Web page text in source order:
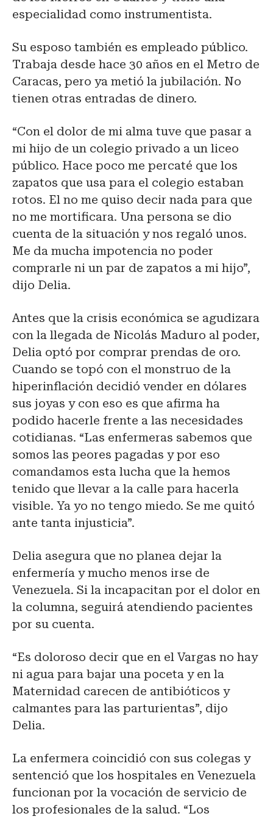
especialidad como instrumentista.
Su esposo también es empleado público.
Trabaja desde hace 30 años en el Metro de
Caracas, pero ya metió la jubilación. No
tienen otras entradas de dinero.
“Con el dolor de mi alma tuve que pasar a
mi hijo de un colegio privado a un liceo
público. Hace poco me percaté que los
zapatos que usa para el colegio estaban
rotos. El no me quiso decir nada para que
no me mortificara. Una persona se dio
cuenta de la situación y nos regaló unos.
Me da mucha impotencia no poder
comprarle ni un par de zapatos a mi hijo”,
dijo Delia.
Antes que la crisis económica se agudizara
con la llegada de Nicolás Maduro al poder,
Delia optó por comprar prendas de oro.
Cuando se topó con el monstruo de la
hiperinflación decidió vender en dólares
sus joyas y con eso es que afirma ha
podido hacerle frente a las necesidades
cotidianas. “Las enfermeras sabemos que
somos las peores pagadas y por eso
comandamos esta lucha que la hemos
tenido que llevar a la calle para hacerla
visible. Ya yo no tengo miedo. Se me quitó
ante tanta injusticia”.
Delia asegura que no planea dejar la
enfermería y mucho menos irse de
Venezuela. Si la incapacitan por el dolor en
la columna, seguirá atendiendo pacientes
por su cuenta.
“Es doloroso decir que en el Vargas no hay
ni agua para bajar una poceta y en la
Maternidad carecen de antibióticos y
calmantes para las parturientas”, dijo
Delia.
La enfermera coincidió con sus colegas y
sentenció que los hospitales en Venezuela
funcionan por la vocación de servicio de
los profesionales de la salud. “Los